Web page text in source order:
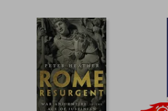
5%
dcto. 22,55 €